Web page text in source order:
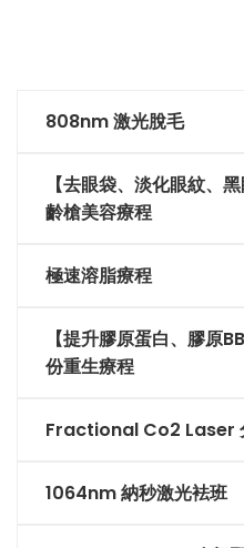
808nm 激光脫毛
【去眼袋、淡化眼紋
齡槍美容療程
極速溶脂療程
【提升膠原蛋白、膠原
份重生療程
Fractional Co2 Laser
1064nm 納秒激光袪班